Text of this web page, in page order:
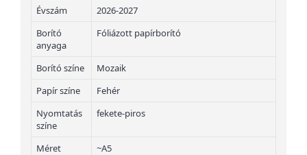
Évszám
2026-2027
Borító
anyaga
Fóliázott papírborító
Borító színe
Mozaik
Papír színe
Fehér
Nyomtatás
színe
fekete-piros
Méret
~A5